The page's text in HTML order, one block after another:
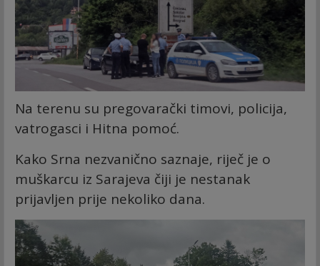
Na terenu su pregovarački timovi, policija,
vatrogasci i Hitna pomoć.
Kako Srna nezvanično saznaje, riječ je o
muškarcu iz Sarajeva čiji je nestanak
prijavljen prije nekoliko dana.